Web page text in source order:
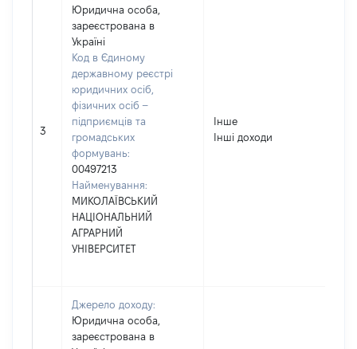
3
Юридична особа,
зареєстрована в
Україні
Код в Єдиному
державному реєстрі
юридичних осіб,
фізичних осіб –
підприємців та
громадських
формувань:
00497213
Найменування:
МИКОЛАЇВСЬКИЙ
НАЦІОНАЛЬНИЙ
АГРАРНИЙ
УНІВЕРСИТЕТ
Інше
Інші доходи
Джерело доходу:
Юридична особа,
зареєстрована в